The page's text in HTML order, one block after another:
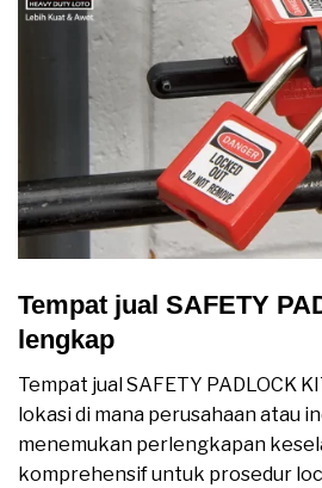
Tempat jual SAFETY
lengkap
Tempat jual SAFETY PADLOCK
lokasi di mana perusahaan atau
menemukan perlengkapan
komprehensif untuk prosedur